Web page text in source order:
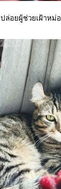
ปล่อยผู้ช่วยเฝ้าหม่